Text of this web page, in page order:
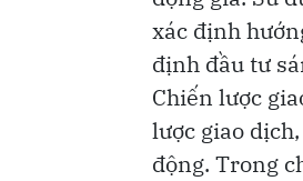
xác định
định đầu tư
Chiến lược
lược giao
động. Trong